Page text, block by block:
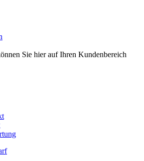
Sie hier auf Ihren Kundenbereich